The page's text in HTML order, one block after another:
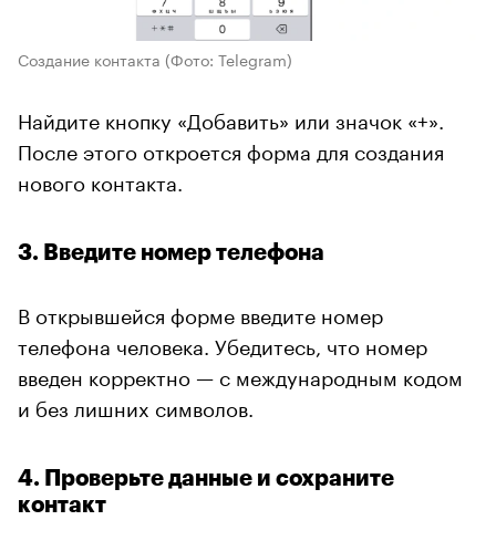
Создание контакта (Фото: Telegram)
Найдите кнопку «Добавить» или значок «+».
После этого откроется форма для создания
нового контакта.
3. Введите номер телефона
В открывшейся форме введите номер
телефона человека. Убедитесь, что номер
введен корректно — с международным кодом
и без лишних символов.
4. Проверьте данные и сохраните
контакт